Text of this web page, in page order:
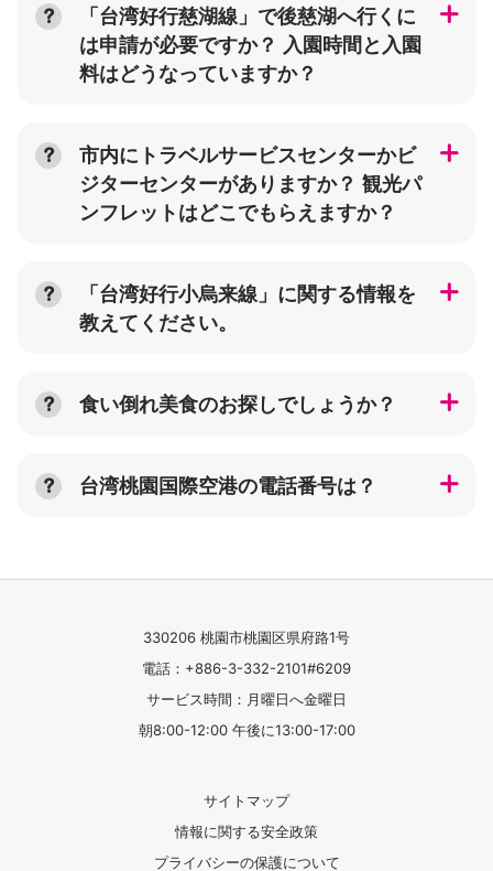
「台湾好行慈湖線」で後慈湖へ行くに
は申請が必要ですか？ 入園時間と入園
料はどうなっていますか？
市内にトラベルサービスセンターかビ
ジターセンターがありますか？ 観光パ
ンフレットはどこでもらえますか？
「台湾好行小烏来線」に関する情報を
教えてください。
食い倒れ美食のお探しでしょうか？
台湾桃園国際空港の電話番号は？
330206 桃園市桃園区県府路1号
電話：+886-3-332-2101#6209
サービス時間：月曜日へ金曜日
朝8:00-12:00 午後に13:00-17:00
サイトマップ
情報に関する安全政策
プライバシーの保護について